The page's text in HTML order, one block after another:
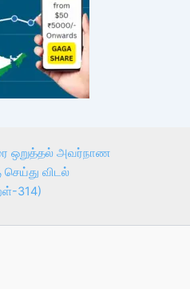
ஒறுத்தல் அவர்நாண
விடல்
314)